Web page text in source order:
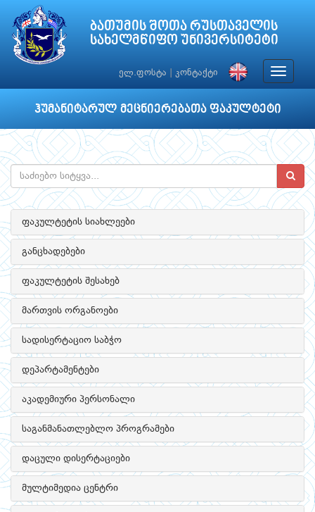
ბათუმის შოთა რუსთაველის
სახელმწიფო უნივერსიტეტი
ელ.ფოსტა კონტაქტი
Toggle
ჰუმანიტარულ მეცნიერებათა ფაკულტეტი
ფაკულტეტის სიახლეები
განცხადებები
ფაკულტეტის შესახებ
მართვის ორგანოები
სადისერტაციო საბჭო
დეპარტამენტები
აკადემიური პერსონალი
საგანმანათლებლო პროგრამები
დაცული დისერტაციები
მულტიმედია ცენტრი